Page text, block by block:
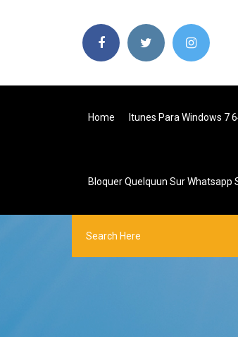
Home Itunes Para Windows 7
Bloquer Quelquun Sur Whatsapp